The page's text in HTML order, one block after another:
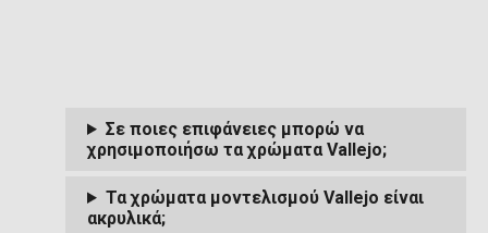
Σε ποιες επιφάνειες μπορώ να
χρησιμοποιήσω τα χρώματα Vallejo;
Τα χρώματα μοντελισμού Vallejo είναι
ακρυλικά;